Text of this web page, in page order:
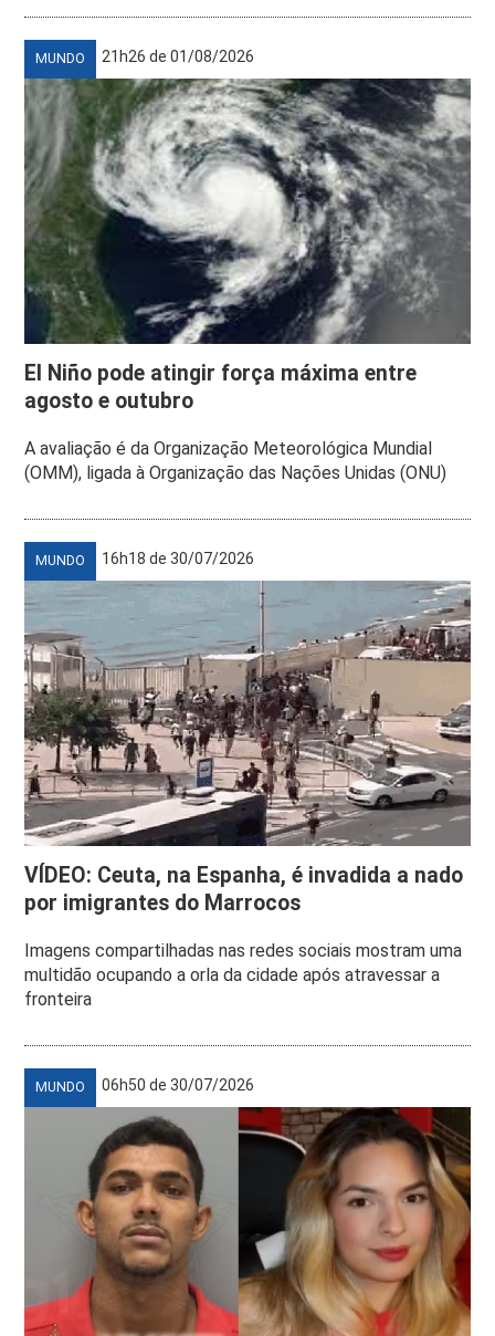
MUNDO 21h26 de 01/08/2026
El Niño pode atingir força máxima entre
agosto e outubro
A avaliação é da Organização Meteorológica Mundial
(OMM), ligada à Organização das Nações Unidas (ONU)
MUNDO 16h18 de 30/07/2026
VÍDEO: Ceuta, na Espanha, é invadida a nado
por imigrantes do Marrocos
Imagens compartilhadas nas redes sociais mostram uma
multidão ocupando a orla da cidade após atravessar a
fronteira
MUNDO 06h50 de 30/07/2026